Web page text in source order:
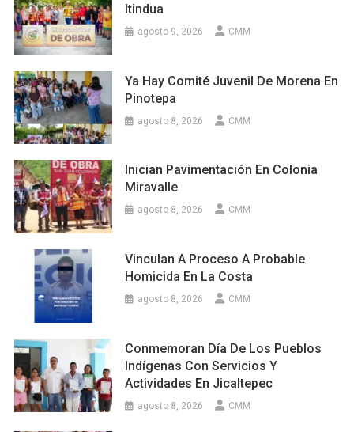
Itindua
agosto 9, 2026 CMM
Ya Hay Comité Juvenil De Morena En
Pinotepa
agosto 8, 2026 CMM
Inician Pavimentación En Colonia
Miravalle
agosto 8, 2026 CMM
Vinculan A Proceso A Probable
Homicida En La Costa
agosto 8, 2026 CMM
Conmemoran Día De Los Pueblos
Indígenas Con Servicios Y
Actividades En Jicaltepec
agosto 8, 2026 CMM